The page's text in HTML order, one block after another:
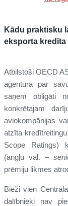
Kādu praktisku
eksporta
Atbilstoši OECD
aģentūra par
saņem obligāti
konkrētajam
aviokompānijas
atzīta
Scope Ratings)
(angļu val. –
prēmiju likmes
Bieži vien
dalībnieki nav